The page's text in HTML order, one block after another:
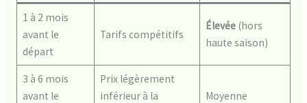
1 à 2 mois
avant le
départ
Tarifs compétitifs
Élevée(hors
haute saison)
3 à 6 mois
avant le
Prix légèrement
inférieur à la
Moyenne